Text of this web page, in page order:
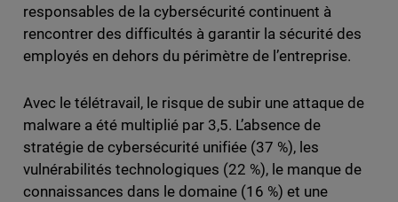
responsables de la cybersécurité continuent à
rencontrer des difficultés à garantir la sécurité des
employés en dehors du périmètre de l’entreprise.
Avec le télétravail, le risque de subir une attaque de
malware a été multiplié par 3,5. L’absence de
stratégie de cybersécurité unifiée (37 %), les
vulnérabilités technologiques (22 %), le manque de
connaissances dans le domaine (16 %) et une